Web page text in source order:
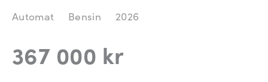
Automat Bensin 2026
367 000 kr